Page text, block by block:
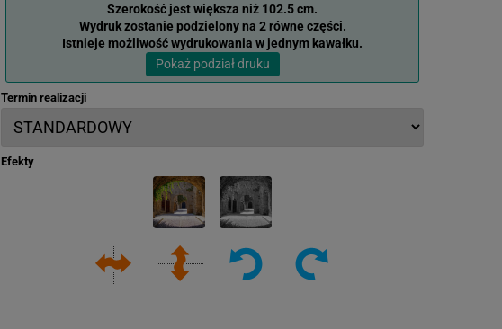
Szerokość jest większa niż 102.5 cm.
Wydruk zostanie podzielony na 2 równe części.
Istnieje możliwość wydrukowania w jednym kawałku.
Pokaż podział druku
Termin realizacji
Efekty